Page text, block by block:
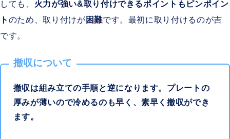
しても、 火力が強い&取り付けできるポイントもピンポイン
ト のため、取り付けが困難です。最初に取り付けるのが吉
です。
撤収について
撤収は組み立ての手順と逆になります。プレートの
厚みが薄いので冷めるのも早く、素早く撤収ができ
ます。